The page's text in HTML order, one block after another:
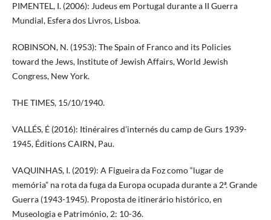
PIMENTEL, I. (2006): Judeus em Portugal durante a II Guerra
Mundial, Esfera dos Livros, Lisboa.
ROBINSON, N. (1953): The Spain of Franco and its Policies
toward the Jews, Institute of Jewish Affairs, World Jewish
Congress, New York.
THE TIMES, 15/10/1940.
VALLÉS, É (2016): Itinéraires d’internés du camp de Gurs 1939-
1945, Éditions CAIRN, Pau.
VAQUINHAS, I. (2019): A Figueira da Foz como “lugar de
memória” na rota da fuga da Europa ocupada durante a 2ª. Grande
Guerra (1943-1945). Proposta de itinerário histórico, en
Museologia e Património, 2: 10-36.